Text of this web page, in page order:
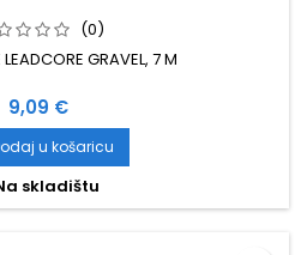
(0)
GRAVEL, 7 M
Cijena
9,09 €
u košaricu
skladištu